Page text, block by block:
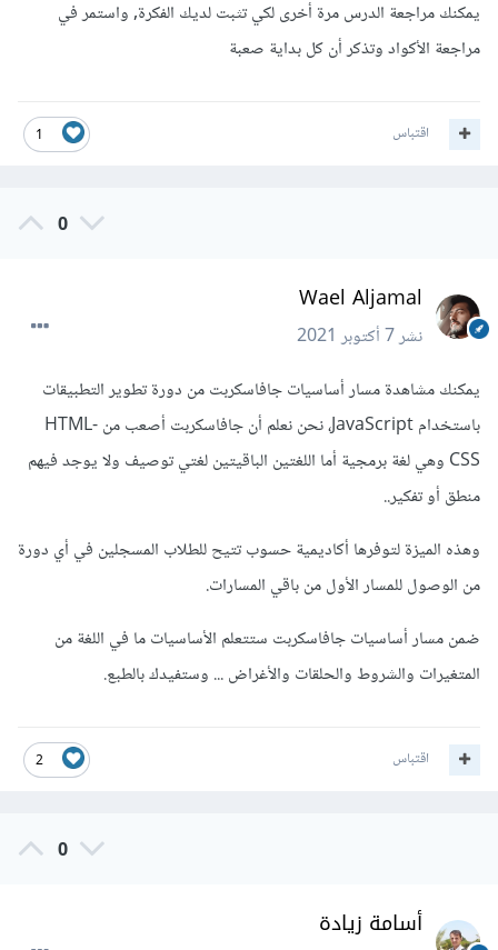
يمكنك مراجعة الدرس مرة أخرى لكي تثبت لديك الفكرة, واستمر في
مراجعة الأكواد وتذكر أن كل بداية صعبة
1 اقتباس
0
Wael Aljamal
نشر7 أكتوبر 2021
يمكنك مشاهدة مسار أساسيات جافاسكربت من دورة تطوير التطبيقات
باستخدام JavaScript، نحن نعلم أن جافاسكربت أصعب من HTML-
CSS وهي لغة برمجية أما اللغتين الباقيتين لغتي توصيف ولا يوجد فيهم
منطق أو تفكير..
وهذه الميزة لتوفرها أكاديمية حسوب تتيح للطلاب المسجلين في أي دورة
من الوصول للمسار الأول من باقي المسارات.
ضمن مسار أساسيات جافاسكربت ستتعلم الأساسيات ما في اللغة من
المتغيرات والشروط والحلقات والأغراض ... وستفيدك بالطبع.
2 اقتباس
0
أسامة زيادة